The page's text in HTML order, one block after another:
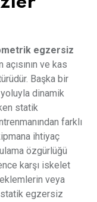
egzersiz
ve kas
Başka bir
dinamik
statik
farklı
ihtiyaç
özgürlüğü
karşı iskelet
eklemlerin veya
egzersiz